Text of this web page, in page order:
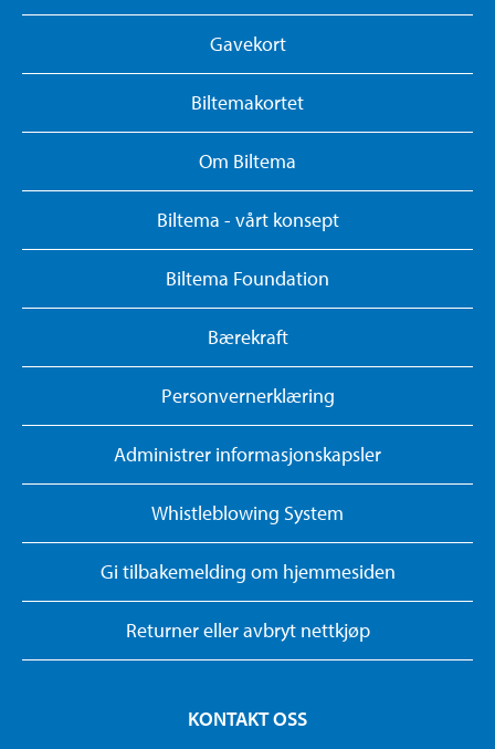
Gavekort
Biltemakortet
Om Biltema
Biltema - vårt konsept
Biltema Foundation
Bærekraft
Personvernerklæring
Administrer informasjonskapsler
Whistleblowing System
Gi tilbakemelding om hjemmesiden
Returner eller avbryt nettkjøp
KONTAKT OSS